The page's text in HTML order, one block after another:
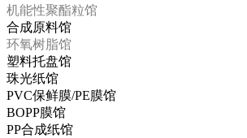
机能性聚酯粒馆
合成原料馆
环氧树脂馆
塑料托盘馆
珠光纸馆
PVC保鲜膜/PE膜馆
BOPP膜馆
PP合成纸馆